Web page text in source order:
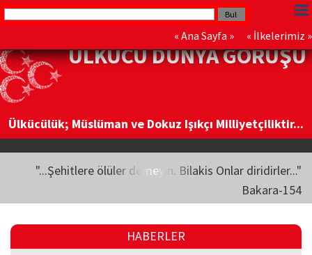
« Ana Sayfa » « İlkelerimiz »
ÜLKÜCÜ DÜNYA GÖRÜŞÜ
Ülkücülük; Müslüman ve Dokuz Işıkçı Milliyetçiliktir...
"...Şehitlere ölüler demeyin. Bilakis Onlar diridirler..."
Bakara-154
HABERLER